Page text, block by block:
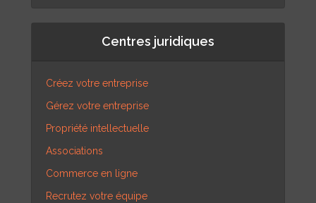
Centres juridiques
Créez votre entreprise
Gérez votre entreprise
Propriété intellectuelle
Associations
Commerce en ligne
Recrutez votre équipe